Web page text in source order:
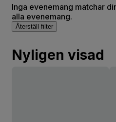
Inga evenemang matchar
alla evenemang.
Återställ filter
Nyligen visad